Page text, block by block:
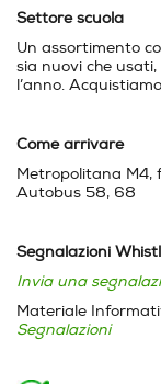
Settore scuola
Un assortimento
sia nuovi che
l’anno.
Come arrivare
Metropolitana M4,
Autobus 58, 68
Segnalazioni
Invia una
Materiale
Segnalazioni